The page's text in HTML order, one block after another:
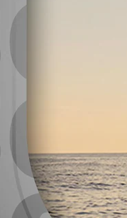
Copyright © 2010-2026